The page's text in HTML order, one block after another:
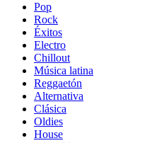
Pop
Rock
Éxitos
Electro
Chillout
Música latina
Reggaetón
Alternativa
Clásica
Oldies
House